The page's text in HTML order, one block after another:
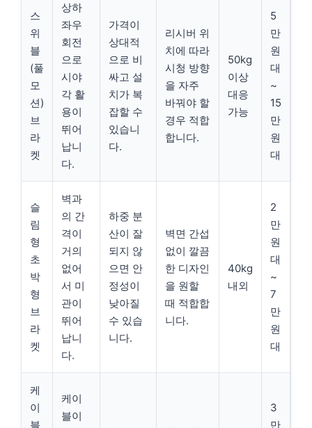
스
위
블
(풀
모
션)
브
라
켓
상하
좌우
회전
으로
시야
각 활
용이
뛰어
납니
다.
가격이
상대적
으로 비
싸고 설
치가 복
잡할 수
있습니
다.
리시버 위
치에 따라
시청 방향
을 자주
바꿔야 할
경우 적합
합니다.
50kg
이상
대응
가능
5
만
원
대
~
15
만
원
대
슬
림
형
초
박
형
브
라
켓
벽과
의 간
격이
거의
없어
서 미
관이
뛰어
납니
다.
하중 분
산이 잘
되지 않
으면 안
정성이
낮아질
수 있습
니다.
벽면 간섭
없이 깔끔
한 디자인
을 원할
때 적합합
니다.
40kg
내외
2
만
원
대
~
7
만
원
대
케
이
블
케이
블이
3
만